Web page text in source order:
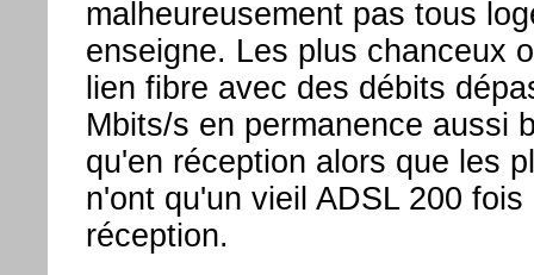
malheureusement pas tous
enseigne. Les plus chanceux
lien fibre avec des débits
Mbits/s en permanence aussi
qu'en réception alors que les
n'ont qu'un vieil ADSL 200
réception.